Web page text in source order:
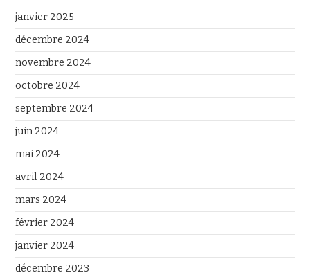
janvier 2025
décembre 2024
novembre 2024
octobre 2024
septembre 2024
juin 2024
mai 2024
avril 2024
mars 2024
février 2024
janvier 2024
décembre 2023